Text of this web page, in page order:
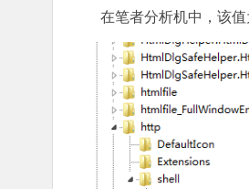
在笔者分析机中，该值